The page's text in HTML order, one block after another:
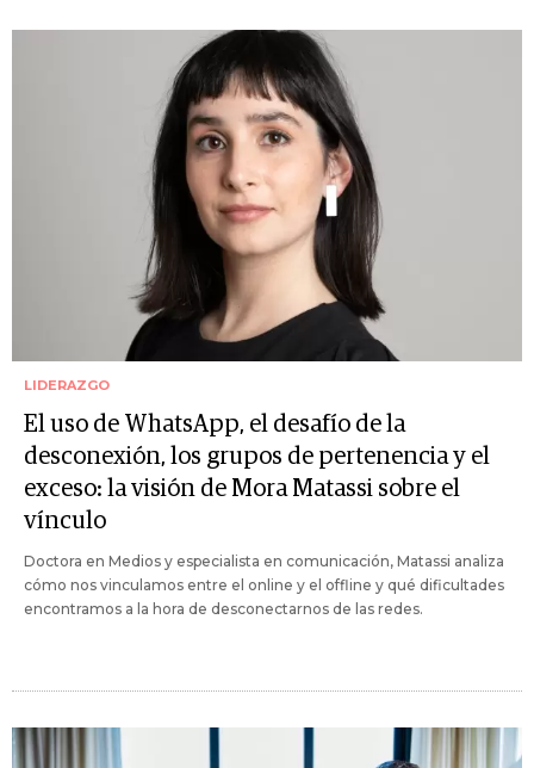
LIDERAZGO
El uso de WhatsApp, el desafío de la
desconexión, los grupos de pertenencia y el
exceso: la visión de Mora Matassi sobre el
vínculo
Doctora en Medios y especialista en comunicación, Matassi analiza
cómo nos vinculamos entre el online y el offline y qué dificultades
encontramos a la hora de desconectarnos de las redes.